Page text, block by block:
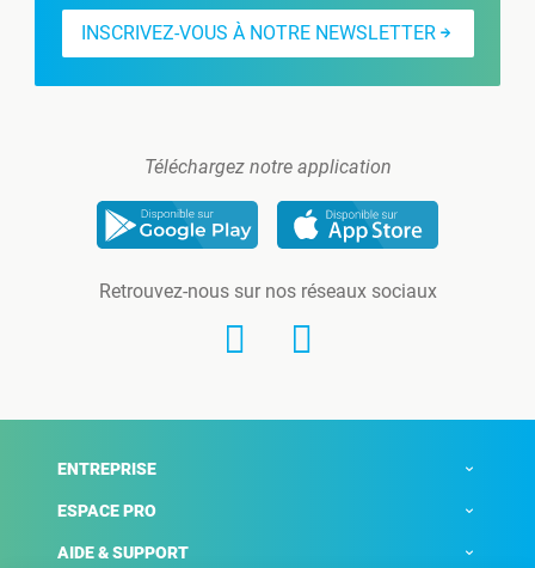
INSCRIVEZ-VOUS À NOTRE NEWSLETTER
Téléchargez notre application
Retrouvez-nous sur nos réseaux sociaux
ENTREPRISE
ESPACE PRO
AIDE & SUPPORT